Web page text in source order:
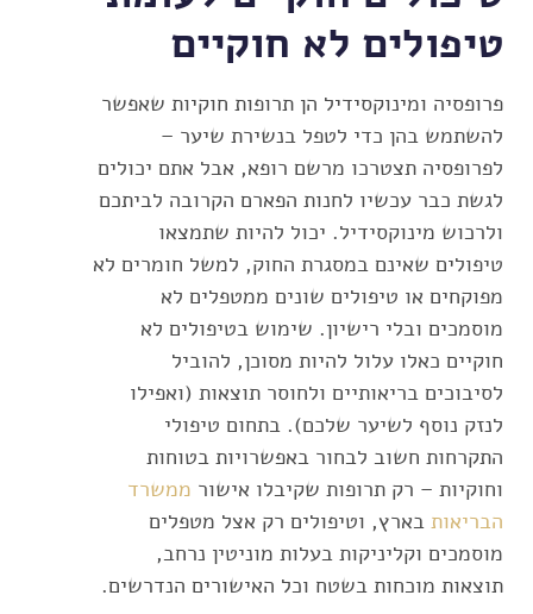
טיפולים לא חוקיים
פרופסיה ומינוקסידיל הן תרופות חוקיות שאפשר
להשתמש בהן כדי לטפל בנשירת שיער –
לפרופסיה תצטרכו מרשם רופא, אבל אתם יכולים
לגשת כבר עכשיו לחנות הפארם הקרובה לביתכם
ולרכוש מינוקסידיל. יכול להיות שתמצאו
טיפולים שאינם במסגרת החוק, למשל חומרים לא
מפוקחים או טיפולים שונים ממטפלים לא
מוסמכים ובלי רישיון. שימוש בטיפולים לא
חוקיים כאלו עלול להיות מסוכן, להוביל
לסיבוכים בריאותיים ולחוסר תוצאות (ואפילו
לנזק נוסף לשיער שלכם). בתחום טיפולי
התקרחות חשוב לבחור באפשרויות בטוחות
וחוקיות – רק תרופות שקיבלו אישור ממשרד
הבריאות בארץ, וטיפולים רק אצל מטפלים
מוסמכים וקליניקות בעלות מוניטין נרחב,
תוצאות מוכחות בשטח וכל האישורים הנדרשים.